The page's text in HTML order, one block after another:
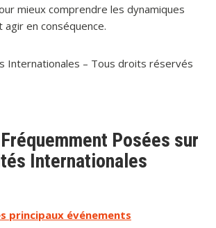
mieux comprendre les dynamiques
en conséquence.
Internationales – Tous droits réservés
Posées sur
Internationales
principaux événements